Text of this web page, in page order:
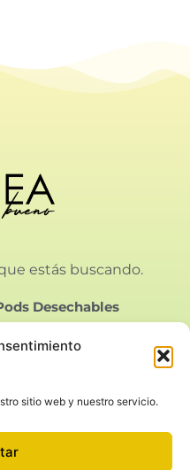
sitio web y nuestro servicio.
estás buscando.
Desechables